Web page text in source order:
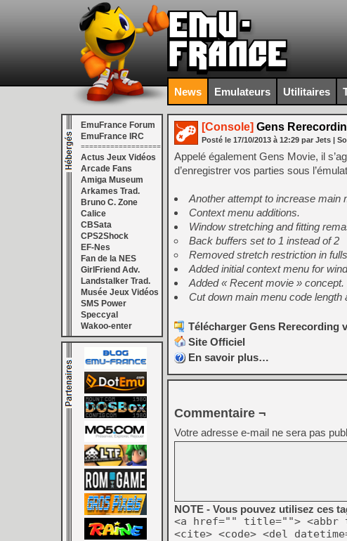
News Emulateurs Utilitaires
EmuFrance Forum
EmuFrance IRC
===================
Actus Jeux Vidéos
Arcade Fans
Amiga Museum
Arkames Trad.
Bruno C. Zone
Calice
CBSata
CPS2Shock
EF-Nes
Fan de la NES
GirlFriend Adv.
Landstalker Trad.
Musée Jeux Vidéos
SMS Power
Speccyal
Wakoo-enter
[Console] Gens
Posté le 17/10/2013 à 12:29 par Jets |
Appelé également Gens Movie, il
d’enregistrer vos parties sous
Another attempt to increase main
Context menu additions.
Window stretching and fitting
Back buffers set to 1 instead of 2
Removed stretch restriction in
Added initial context menu for
Added « Recent movie » concept.
Cut down main menu code length
Télécharger Gens Rerecording
Site Officiel
En savoir plus…
Commentaire ¬
Votre adresse e-mail ne sera pas
NOTE - Vous pouvez utilisez ces
<a href="" title=""> <abbr
<cite> <code> <del